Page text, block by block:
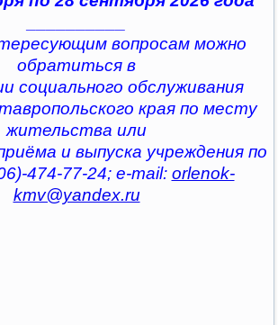
вопросам можно
обратиться в
социального обслуживания
края по месту
жительства или
и выпуска учреждения по
474-77-24; e-mail: orlenok-
kmv@yandex.ru